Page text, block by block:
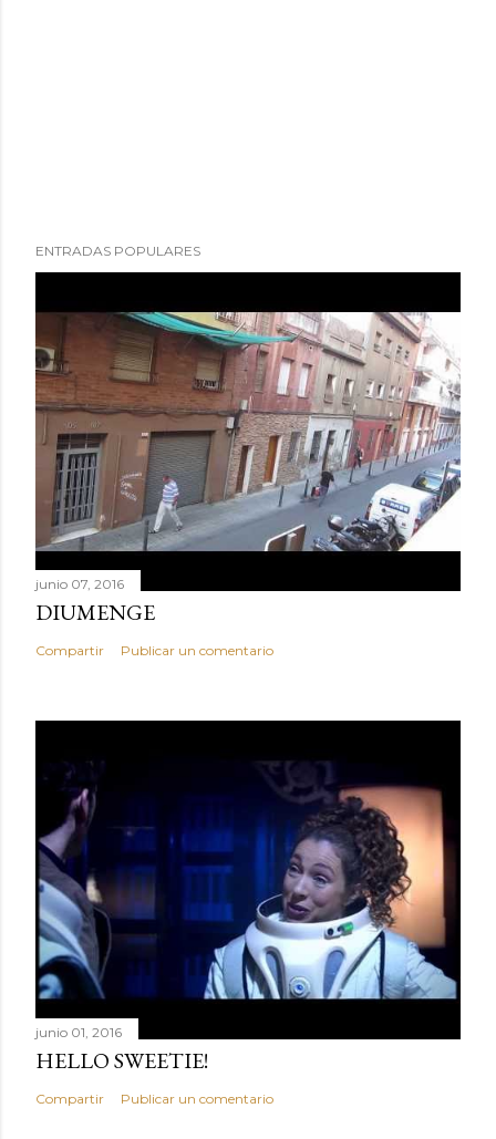
ENTRADAS POPULARES
junio 07, 2016
DIUMENGE
Compartir Publicar un comentario
junio 01, 2016
HELLO SWEETIE!
Compartir Publicar un comentario